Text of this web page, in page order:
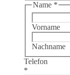
Name *
Vorname
Nachname
Telefon
*